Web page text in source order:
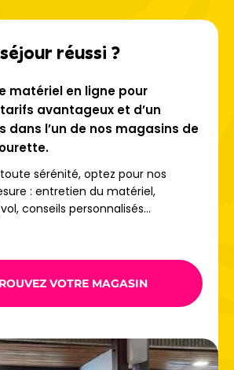
:pistes bleues panoramiques pour les
point culminant avec pistes
imprenable sur la vallée
pour les
niveaux !
ski alpin
duski de fond , des
réussi ?
matériel en ligne pour
avantageux et d’un
dans l’un de nos magasins de
sérénité, optez pour nos
: entretien du matériel,
conseils personnalisés...
VOTRE MAGASIN